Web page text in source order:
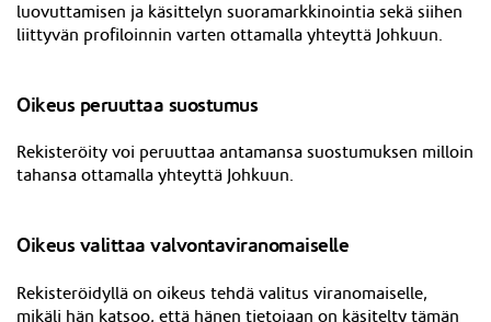
luovuttamisen ja käsittelyn suoramarkkinointia sekä siihen
liittyvän profiloinnin varten ottamalla yhteyttä Johkuun.
Oikeus peruuttaa suostumus
Rekisteröity voi peruuttaa antamansa suostumuksen milloin
tahansa ottamalla yhteyttä Johkuun.
Oikeus valittaa valvontaviranomaiselle
Rekisteröidyllä on oikeus tehdä valitus viranomaiselle,
mikäli hän katsoo, että hänen tietojaan on käsitelty tämän